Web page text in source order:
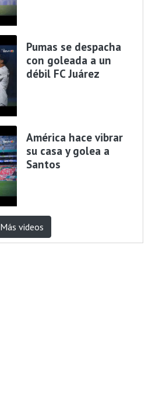
Pumas se despacha
con goleada a un
débil FC Juárez
América hace vibrar
su casa y golea a
Santos
Más videos